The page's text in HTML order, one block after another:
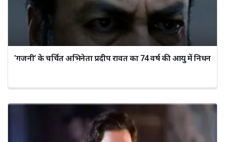
'गजनी' के चर्चित अभिनेता प्रदीप रावत का 74 वर्ष की आयु में निधन